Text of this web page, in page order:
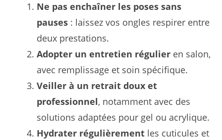
Ne pas enchaîner les poses sans
pauses : laissez vos ongles respirer entre
deux prestations.
Adopter un entretien régulier en salon,
avec remplissage et soin spécifique.
Veiller à un retrait doux et
professionnel, notamment avec des
solutions adaptées pour gel ou acrylique.
Hydrater régulièrement les cuticules et